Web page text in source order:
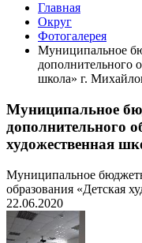
Главная
Округ
Фотогалерея
Муниципальное
дополнительного
школа» г.
Муниципальное
дополнительного
художественная
Муниципальное
образования «Детская
22.06.2020